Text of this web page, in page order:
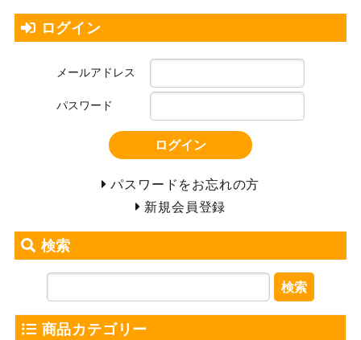
ログイン
メールアドレス
パスワード
ログイン
パスワードをお忘れの方
新規会員登録
検索
検索
商品カテゴリー